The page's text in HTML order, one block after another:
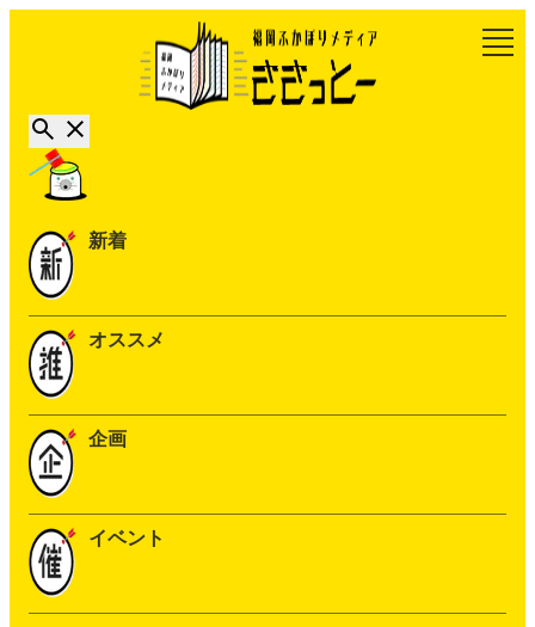
新着
オススメ
企画
イベント